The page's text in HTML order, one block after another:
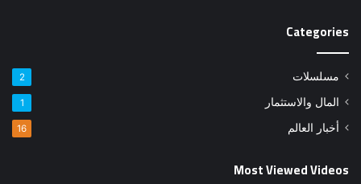
Categories
مسلسلات 2
المال والاستثمار 1
أخبار العالم 16
Most Viewed Videos